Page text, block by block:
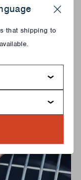
that shipping to